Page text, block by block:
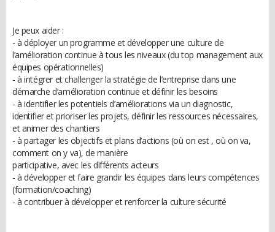
Je peux aider :
- à déployer un programme et développer une culture de
l’amélioration continue à tous les niveaux (du top management aux
équipes opérationnelles)
- à intégrer et challenger la stratégie de l’entreprise dans une
démarche d’amélioration continue et définir les besoins
- à identifier les potentiels d’améliorations via un diagnostic,
identifier et prioriser les projets, définir les ressources nécessaires,
et animer des chantiers
- à partager les objectifs et plans d’actions (où on est , où on va,
comment on y va), de manière
participative, avec les différents acteurs
- à développer et faire grandir les équipes dans leurs compétences
(formation/coaching)
- à contribuer à développer et renforcer la culture sécurité